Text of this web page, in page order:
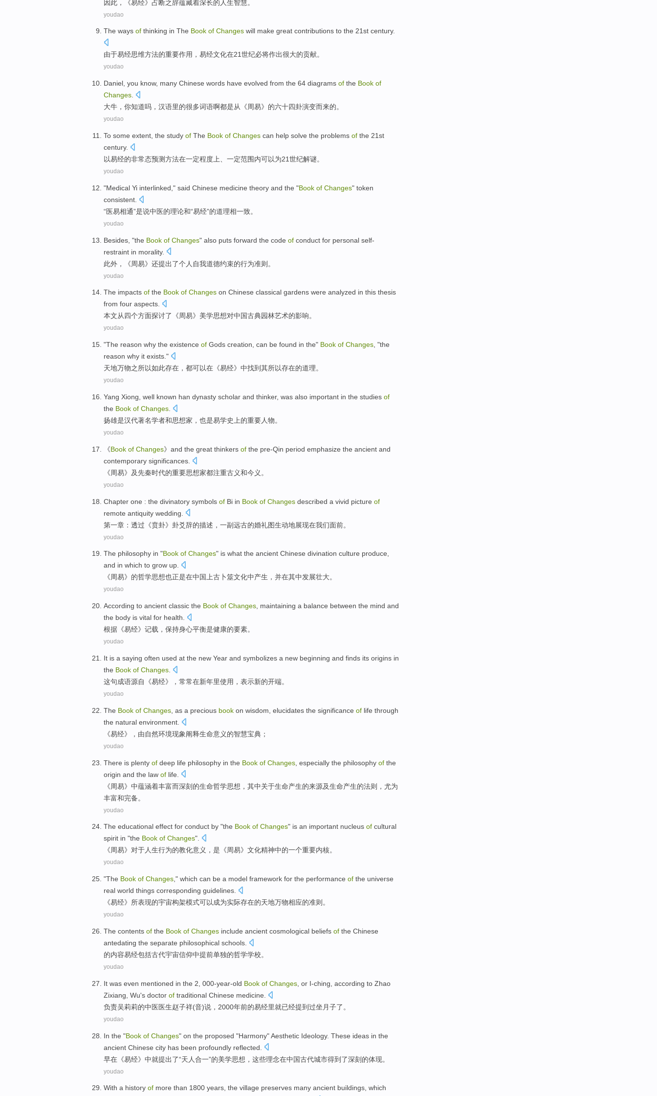
因此 ，《易经》占断之辞蕴藏着深长的 人生智慧。
youdao
The ways of thinking in The Book of Changes will make great contributions to the 21st century.
由于易经思维方法的重要作用，易经文化在21世纪必将作出很大的贡献。
youdao
Daniel you know, many Chinese words have evolved from the 64 diagrams of the Book of
Changes
大牛 ， 你知道吗 ， 汉语里的很多词语啊都是从《周易》 的六十四卦演变而来的。
youdao
To some extent , the study of The Book of Changes can help solve the problems of the 21st
century.
以易经的非常态预测方法在一定程度 上、 一定范围内可以为21世纪解谜。
youdao
"Medical Yi interlinked ," said Chinese medicine theory and the "Book of Changes" token
consistent
“医易相通”是说中医的理论和“易经”的道理相一致。
youdao
Besides , "the Book of Changes" also puts forward the code of conduct for personal self-
restraint in morality.
此外 ，《周易》 还提出了个人 自我道德约束的行为准则。
youdao
The impacts of the Book of Changes on Chinese classical gardens were analyzed in this thesis
from four aspects.
本文从四个方面探讨了《周易》美学思想对中国古典园林艺术的影响。
youdao
"The reason why the existence of Gods creation can be found in the" Book of Changes , "the
reason why it exists ."
天地万物之所以如此存在 ，都可以在 《易经》中找到其所以存在的道理。
youdao
Yang Xiong well known han dynasty scholar and thinker, was also important in the studies of
the Book of Changes
扬雄是汉代著名学者和思想家 ， 也是易学史上的重要人物。
youdao
《Book of Changes》 and the great thinkers of the pre-Qin period emphasize the ancient and
contemporary significances
《周易》 及先秦时代的重要思想家都注重古义和今 义。
youdao
Chapter one : the divinatory symbols of Bi in Book of Changes described a vivid picture of
remote antiquity wedding
第一章 ：透过《贲卦》 卦爻辞的描述 ， 一副远古的婚礼图生动地展现在我们面前。
youdao
The philosophy in "Book of Changes" is what the ancient Chinese divination culture produce,
and in which to grow up.
《周易》的哲学思想也正是在中国上古卜筮文化中产生 ， 并在其中发展壮大。
youdao
According to ancient classic the Book of Changes maintaining a balance between the mind and
the body is vital for health
根据 《易经》记载， 保持身心平衡是健康的要素。
youdao
It is a saying often used at the new Year and symbolizes a new beginning and finds its origins in
the Book of Changes
这句成语源自《易经》， 常常在新年里使用 ，表示新的开端。
youdao
The Book of Changes , as a precious book on wisdom elucidates the significance of life through
the natural environment
《易经》，由自然环境现象阐释生命意义的智慧宝典；
youdao
There is plenty of deep life philosophy in the Book of Changes especially the philosophy of the
origin and the law of life.
《周易》 中蕴涵着丰富而深刻的生命哲学思想，其中关于生命产生的来源及生命产生的法则 ， 尤为
丰富和完备。
youdao
The educational effect for conduct by "the Book of Changes" is an important nucleus of cultural
spirit in "the Book of Changes".
《周易》 对于人生行为的教化意义， 是 《周易》 文化精神中的一个重要内核。
youdao
"The Book of Changes ," which can be a model framework for the performance of the universe
real world things corresponding guidelines
《易经》 所表现的宇宙构架模式可以成为实际存在的天地万物相应的准则。
youdao
The contents of the Book of Changes include ancient cosmological beliefs of the Chinese
antedating the separate philosophical schools
的内容易经包括古代宇宙信仰中提前单独的哲学学校。
youdao
It was even mentioned in the 2, 000-year-old Book of Changes , or I-ching, according to Zhao
Zixiang , Wu's doctor of traditional Chinese medicine
负责吴莉莉的中医医生赵子祥(音)说，2000年前的易经里就已经提到过坐月子了。
youdao
In the "Book of Changes" on the proposed "Harmony"Aesthetic Ideology. These ideas in the
ancient Chinese city has been profoundly reflected
早在 《易经》中就提出了“天人合一”的美学思想 ， 这些理念在中国古代城市得到了深刻的体现。
youdao
With a history of more than 1800 years, the village preserves many ancient buildings, which